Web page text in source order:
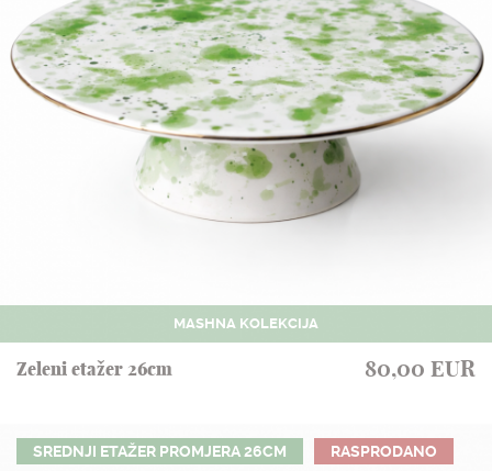
MASHNA KOLEKCIJA
Zeleni etažer 26cm 80,00 EUR
SREDNJI ETAŽER PROMJERA 26CM RASPRODANO